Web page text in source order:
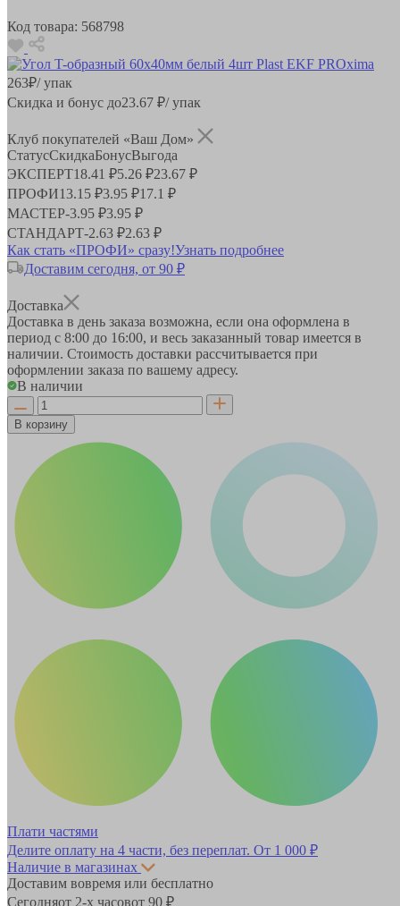
Код товара: 568798
263₽/ упак
Скидка и бонус до23.67 ₽/ упак
Клуб покупателей «Ваш Дом»
СтатусСкидкаБонусВыгода
ЭКСПЕРТ18.41 ₽5.26 ₽23.67 ₽
ПРОФИ13.15 ₽3.95 ₽17.1 ₽
МАСТЕР-3.95 ₽3.95 ₽
СТАНДАРТ-2.63 ₽2.63 ₽
Как стать «ПРОФИ» сразу!Узнать подробнее
Доставим сегодня, от 90 ₽
Доставка
Доставка в день заказа возможна, если она оформлена в
период с 8:00 до 16:00, и весь заказанный товар имеется в
наличии. Стоимость доставки рассчитывается при
оформлении заказа по вашему адресу.
В наличии
В корзину
Плати частями
Делите оплату на 4 части, без переплат. От 1 000 ₽
Наличие в магазинах
Доставим вовремя или бесплатно
Сегодняот 2-х часовот 90 ₽